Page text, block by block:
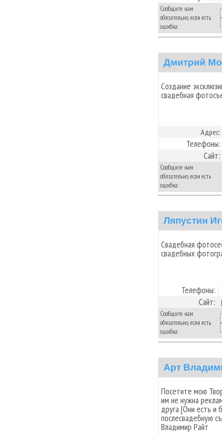
Сообщите нам
обязательно, если есть
ошибка:
Дмитрий
Создание
свадебная
Адрес:
Телефоны:
Сайт:
Сообщите нам
обязательно, если есть
ошибка:
Ляпустин
Свадебная
свадебных
Телефоны:
Сайт:
Сообщите нам
обязательно, если есть
ошибка:
Арт
Посетите мою
им не нужна
друга [Они есть и
послесвадебную
Владимир Райт